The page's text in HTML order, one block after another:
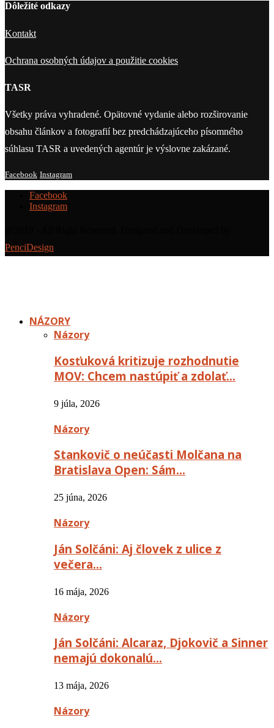
Dôležité odkazy
Kontakt
Ochrana osobných údajov a použitie cookies
TASR
Všetky práva vyhradené. Opätovné vydanie alebo rozširovanie
obsahu článkov a fotografií bez predchádzajúceho písomného
súhlasu TASR a uvedených agentúr je výslovne zakázané.
Facebook Instagram
Facebook
Instagram
PenciDesign
NÁZORY
Názory
Kosťuková kritizuje rozhodnutie
MOV: Chcem nastúpiť a zdolať…
9 júla, 2026
Názory
Stankovič o neúčasti Molčana na
Bratislava Open: Sám…
25 júna, 2026
Názory
Ján Solčáni: Aj človek z ulice z
večera…
16 mája, 2026
Názory
Ján Solčáni: Alcaraz, Djokovič a Sinner
nemajú dokonalú…
13 mája, 2026
Názory